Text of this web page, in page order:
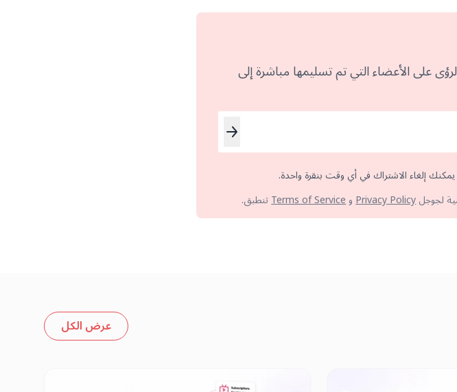
على الأعضاء التي تم تسليمها مباشرة إلى
إلغاء الاشتراك في أي وقت بنقرة واحدة.
Privacy PolicyوTerms of Serviceتنطبق.
عرض الكل